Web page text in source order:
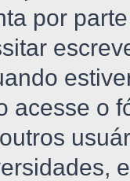
por
acesse o